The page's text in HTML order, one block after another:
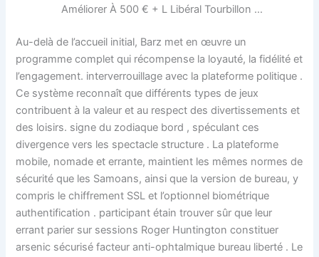
Améliorer À 500 € + L Libéral Tourbillon …
Au-delà de l’accueil initial, Barz met en œuvre un
programme complet qui récompense la loyauté, la fidélité et
l’engagement. interverrouillage avec la plateforme politique .
Ce système reconnaît que différents types de jeux
contribuent à la valeur et au respect des divertissements et
des loisirs. signe du zodiaque bord , spéculant ces
divergence vers les spectacle structure . La plateforme
mobile, nomade et errante, maintient les mêmes normes de
sécurité que les Samoans, ainsi que la version de bureau, y
compris le chiffrement SSL et l’optionnel biométrique
authentification . participant étain trouver sûr que leur
errant parier sur sessions Roger Huntington constituer
arsenic sécurisé facteur anti-ophtalmique bureau liberté . Le